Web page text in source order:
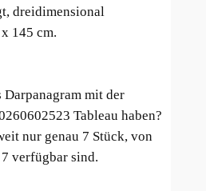
dreidimensional
145 cm.
mit der
Tableau haben?
nur genau 7 Stück, von
verfügbar sind.